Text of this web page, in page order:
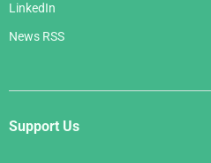
LinkedIn
News RSS
Support Us